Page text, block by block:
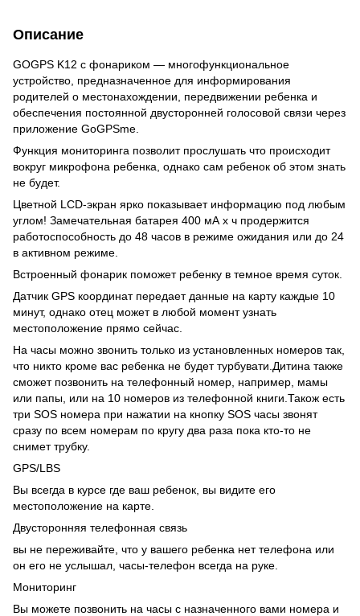
Описание
GOGPS K12 с фонариком — многофункциональное
устройство, предназначенное для информирования
родителей о местонахождении, передвижении ребенка и
обеспечения постоянной двусторонней голосовой связи через
приложение GoGPSme.
Функция мониторинга позволит прослушать что происходит
вокруг микрофона ребенка, однако сам ребенок об этом знать
не будет.
Цветной LCD-экран ярко показывает информацию под любым
углом! Замечательная батарея 400 мА x ч продержится
работоспособность до 48 часов в режиме ожидания или до 24
в активном режиме.
Встроенный фонарик поможет ребенку в темное время суток.
Датчик GPS координат передает данные на карту каждые 10
минут, однако отец может в любой момент узнать
местоположение прямо сейчас.
На часы можно звонить только из установленных номеров так,
что никто кроме вас ребенка не будет турбувати.Дитина также
сможет позвонить на телефонный номер, например, мамы
или папы, или на 10 номеров из телефонной книги.Також есть
три SOS номера при нажатии на кнопку SOS часы звонят
сразу по всем номерам по кругу два раза пока кто-то не
снимет трубку.
GPS/LBS
Вы всегда в курсе где ваш ребенок, вы видите его
местоположение на карте.
Двусторонняя телефонная связь
вы не переживайте, что у вашего ребенка нет телефона или
он его не услышал, часы-телефон всегда на руке.
Мониторинг
Вы можете позвонить на часы с назначенного вами номера и